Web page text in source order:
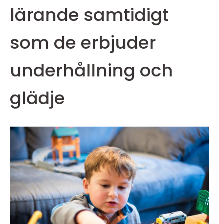
lärande samtidigt
som de erbjuder
underhållning och
glädje